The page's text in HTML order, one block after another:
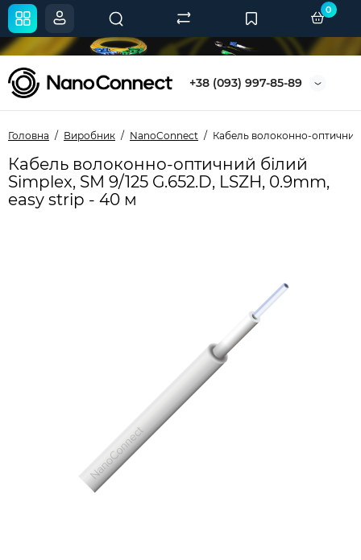
+38 (093) 997-85-89
0
Головна Виробник NanoConnect Кабель волоконно-оптичний
Кабель волоконно-оптичний білий
Simplex, SM 9/125 G.652.D, LSZH, 0.9mm,
easy strip - 40 м